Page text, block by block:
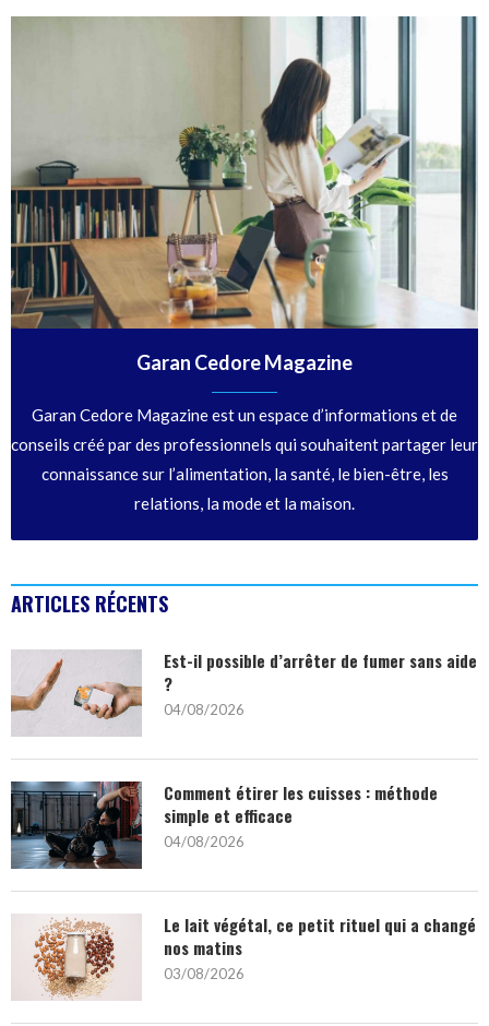
Garan Cedore Magazine
Garan Cedore Magazine est un espace d’informations et de
conseils créé par des professionnels qui souhaitent partager leur
connaissance sur l’alimentation, la santé, le bien-être, les
relations, la mode et la maison.
ARTICLES RÉCENTS
Est-il possible d’arrêter de fumer sans aide
?
04/08/2026
Comment étirer les cuisses : méthode
simple et efficace
04/08/2026
Le lait végétal, ce petit rituel qui a changé
nos matins
03/08/2026